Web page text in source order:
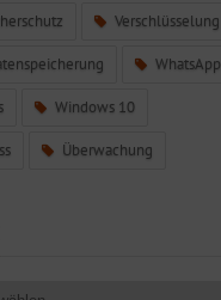
Verschlüsselung
WhatsApp
Windows 10
Überwachung